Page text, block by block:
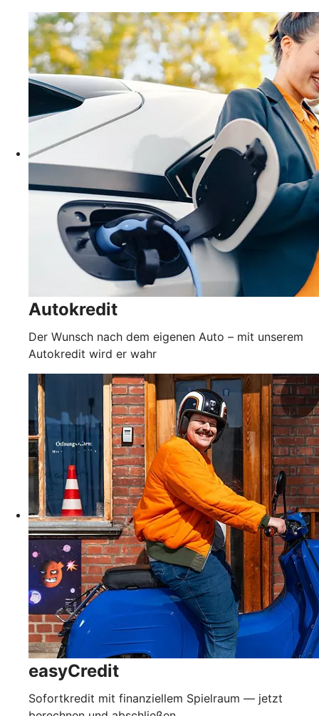
Autokredit
Der Wunsch nach dem eigenen Auto – mit unserem
Autokredit wird er wahr
easyCredit
Sofortkredit mit finanziellem Spielraum — jetzt